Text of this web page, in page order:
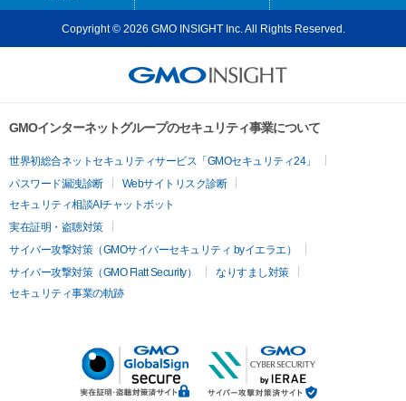
Copyright © 2026 GMO INSIGHT Inc. All Rights Reserved.
GMOインターネットグループのセキュリティ事業について
世界初総合ネットセキュリティサービス「GMOセキュリティ24」
パスワード漏洩診断
Webサイトリスク診断
セキュリティ相談AIチャットボット
実在証明・盗聴対策
サイバー攻撃対策（GMOサイバーセキュリティ byイエラエ）
サイバー攻撃対策（GMO Flatt Security）
なりすまし対策
セキュリティ事業の軌跡